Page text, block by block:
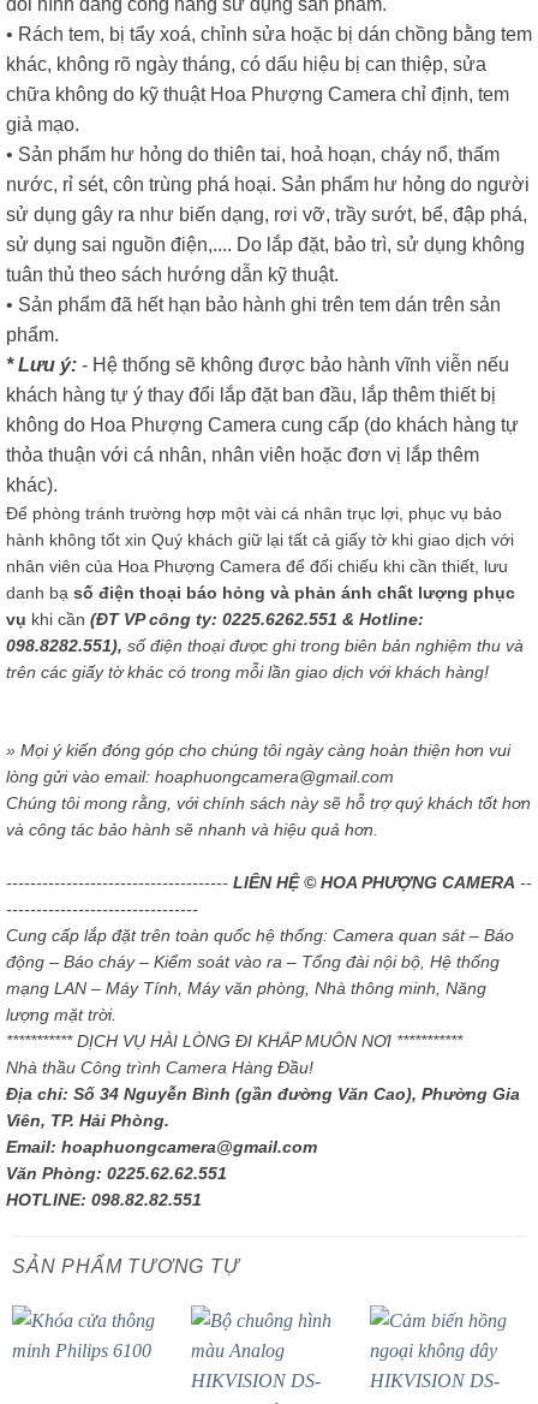
đổi hình dáng công năng sử dụng sản phẩm.
• Rách tem, bị tẩy xoá, chỉnh sửa hoặc bị dán chồng bằng tem
khác, không rõ ngày tháng, có dấu hiệu bị can thiệp, sửa
chữa không do kỹ thuật Hoa Phượng Camera chỉ định, tem
giả mạo.
• Sản phẩm hư hỏng do thiên tai, hoả hoạn, cháy nổ, thấm
nước, rỉ sét, côn trùng phá hoại. Sản phẩm hư hỏng do người
sử dụng gây ra như biến dạng, rơi vỡ, trầy sướt, bể, đập phá,
sử dụng sai nguồn điện,.... Do lắp đặt, bảo trì, sử dụng không
tuân thủ theo sách hướng dẫn kỹ thuật.
• Sản phẩm đã hết hạn bảo hành ghi trên tem dán trên sản
phẩm.
* Lưu ý: - Hệ thống sẽ không được bảo hành vĩnh viễn nếu
khách hàng tự ý thay đổi lắp đặt ban đầu, lắp thêm thiết bị
không do Hoa Phượng Camera cung cấp (do khách hàng tự
thỏa thuận với cá nhân, nhân viên hoặc đơn vị lắp thêm
khác).
Để phòng tránh trường hợp một vài cá nhân trục lợi, phục vụ bảo
hành không tốt xin Quý khách giữ lại tất cả giấy tờ khi giao dịch với
nhân viên của Hoa Phượng Camera để đối chiếu khi cần thiết, lưu
danh bạ số điện thoại báo hỏng và phản ánh chất lượng phục
vụ khi cần (ĐT VP công ty: 0225.6262.551 & Hotline:
098.8282.551), số điện thoại được ghi trong biên bản nghiệm thu và
trên các giấy tờ khác có trong mỗi lần giao dịch với khách hàng!
» Mọi ý kiến đóng góp cho chúng tôi ngày càng hoàn thiện hơn vui
lòng gửi vào email: hoaphuongcamera@gmail.com
Chúng tôi mong rằng, với chính sách này sẽ hỗ trợ quý khách tốt hơn
và công tác bảo hành sẽ nhanh và hiệu quả hơn.
------------------------------------- LIÊN HỆ © HOA PHƯỢNG CAMERA --
--------------------------------
Cung cấp lắp đặt trên toàn quốc hệ thống: Camera quan sát – Báo
động – Báo cháy – Kiểm soát vào ra – Tổng đài nội bộ, Hệ thống
mạng LAN – Máy Tính, Máy văn phòng, Nhà thông minh, Năng
lượng mặt trời.
*********** DỊCH VỤ HÀI LÒNG ĐI KHẮP MUÔN NƠI ***********
Nhà thầu Công trình Camera Hàng Đầu!
Địa chỉ: Số 34 Nguyễn Bình (gần đường Văn Cao), Phường Gia
Viên, TP. Hải Phòng.
Email: hoaphuongcamera@gmail.com
Văn Phòng: 0225.62.62.551
HOTLINE: 098.82.82.551
SẢN PHẨM TƯƠNG TỰ